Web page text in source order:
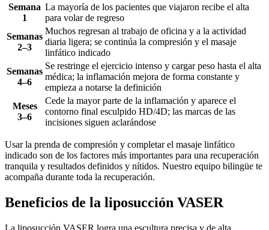
Semana
1
La mayoría de los pacientes que viajaron recibe el alta
para volar de regreso
Semanas
2–3
Muchos regresan al trabajo de oficina y a la actividad
diaria ligera; se continúa la compresión y el masaje
linfático indicado
Semanas
4–6
Se restringe el ejercicio intenso y cargar peso hasta el alta
médica; la inflamación mejora de forma constante y
empieza a notarse la definición
Meses
3–6
Cede la mayor parte de la inflamación y aparece el
contorno final esculpido HD/4D; las marcas de las
incisiones siguen aclarándose
Usar la prenda de compresión y completar el masaje linfático
indicado son de los factores más importantes para una recuperación
tranquila y resultados definidos y nítidos. Nuestro equipo bilingüe te
acompaña durante toda la recuperación.
Beneficios de la liposucción VASER
La liposucción VASER logra una escultura precisa y de alta